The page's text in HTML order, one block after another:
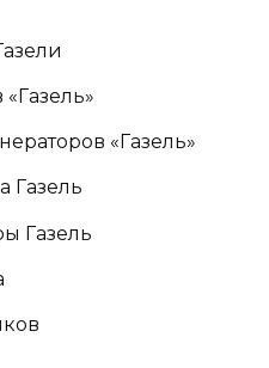
«Газель»
Газель
Газель